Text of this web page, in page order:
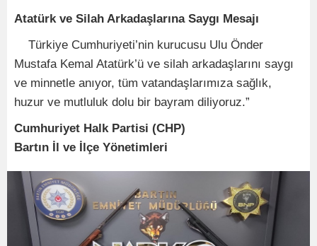
Atatürk ve Silah Arkadaşlarına Saygı Mesajı
Türkiye Cumhuriyeti’nin kurucusu Ulu Önder
Mustafa Kemal Atatürk’ü ve silah arkadaşlarını saygı
ve minnetle anıyor, tüm vatandaşlarımıza sağlık,
huzur ve mutluluk dolu bir bayram diliyoruz.”
Cumhuriyet Halk Partisi (CHP)
Bartın İl ve İlçe Yönetimleri